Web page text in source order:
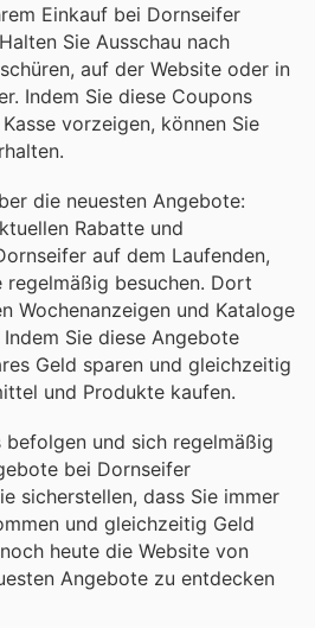
Einkauf bei Dornseifer
Sie Ausschau nach
auf der Website oder in
Indem Sie diese Coupons
vorzeigen, können Sie
die neuesten Angebote:
Rabatte und
auf dem Laufenden,
regelmäßig besuchen. Dort
Wochenanzeigen und Kataloge
Sie diese Angebote
Geld sparen und gleichzeitig
und Produkte kaufen.
befolgen und sich regelmäßig
bei Dornseifer
sicherstellen, dass Sie immer
und gleichzeitig Geld
heute die Website von
Angebote zu entdecken